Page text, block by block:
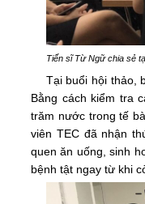
Tiến sĩ Từ Ngữ chia sẻ
Tại buổi hội thảo,
Bằng cách kiểm tra
trăm nước trong tế
viên TEC đã nhận
quen ăn uống, sinh
bệnh tật ngay từ khi